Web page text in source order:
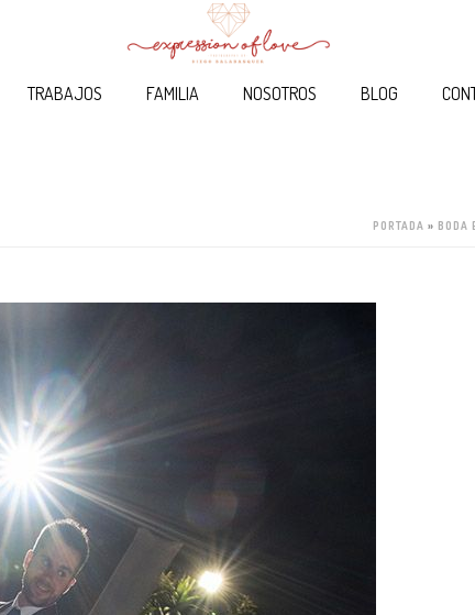
TRABAJOS FAMILIA NOSOTROS BLOG
PORTADA » BODA